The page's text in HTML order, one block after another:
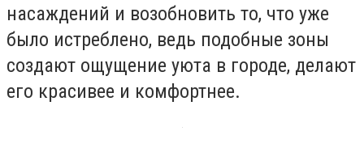
насаждений и возобновить то, что уже
было истреблено, ведь подобные зоны
создают ощущение уюта в городе, делают
его красивее и комфортнее.